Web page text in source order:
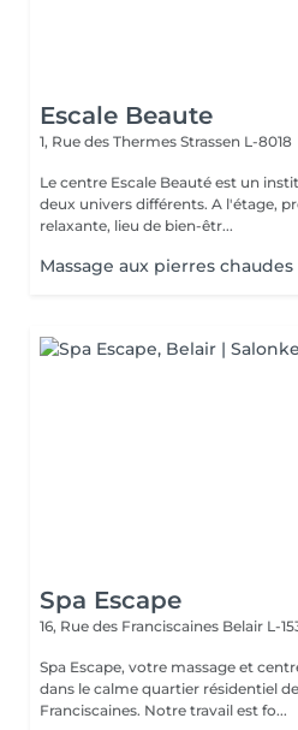
Escale Beaute
1, Rue des Thermes Strassen L-8018
Le centre Escale Beauté est un
deux univers différents. A l'étage, profitez d'une atmosphère
relaxante, lieu de bien-êtr...
Massage aux pierres chaudes
Spa Escape
16, Rue des Franciscaines Belair L-
Spa Escape, votre massage et
dans le calme quartier résidentiel
Franciscaines. Notre travail est fo...